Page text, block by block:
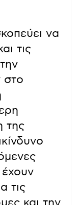
να
τις
στο
της
τις
και την